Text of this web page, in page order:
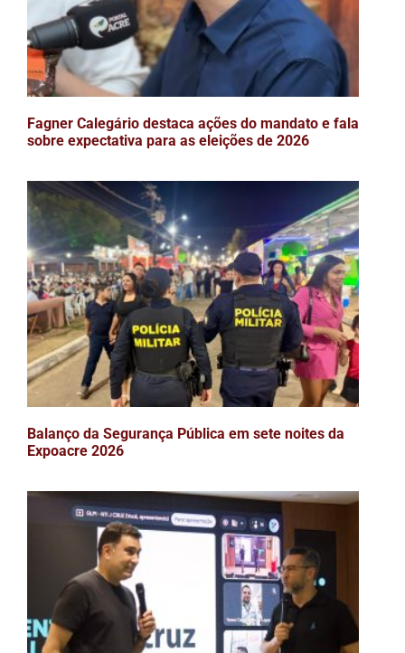
Fagner Calegário destaca ações do mandato e fala
sobre expectativa para as eleições de 2026
Balanço da Segurança Pública em sete noites da
Expoacre 2026